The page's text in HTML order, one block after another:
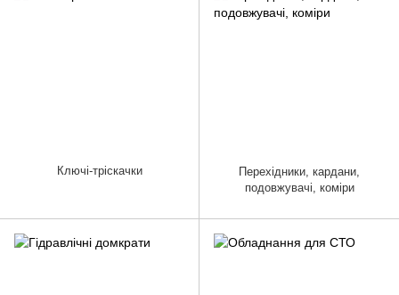
Ключі-тріскачки
Перехідники, кардани,
подовжувачі, коміри